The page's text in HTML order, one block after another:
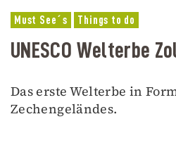
Must See´s Things to do
UNESCO Welterbe
Das erste Welterbe in
Zechengeländes.